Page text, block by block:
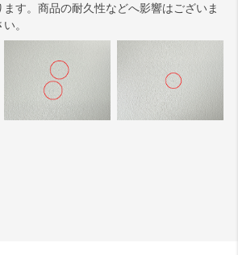
す。商品の耐久性などへ影響はございま
。